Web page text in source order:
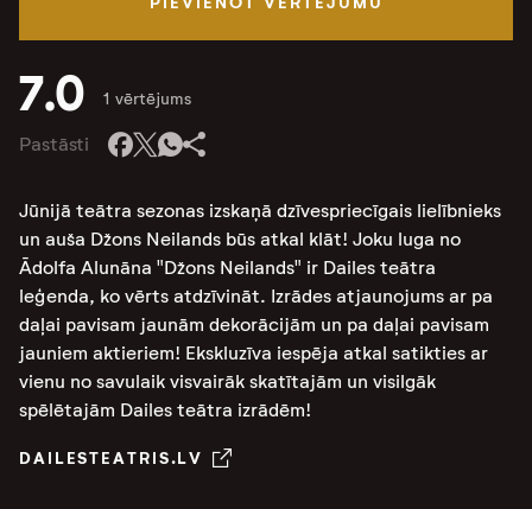
7.0 1 vērtējums
Pastāsti
Jūnijā teātra sezonas izskaņā dzīvespriecīgais lielībnieks
un auša Džons Neilands būs atkal klāt! Joku luga no
Ādolfa Alunāna "Džons Neilands" ir Dailes teātra
leģenda, ko vērts atdzīvināt. Izrādes atjaunojums ar pa
daļai pavisam jaunām dekorācijām un pa daļai pavisam
jauniem aktieriem! Ekskluzīva iespēja atkal satikties ar
vienu no savulaik visvairāk skatītajām un visilgāk
spēlētajām Dailes teātra izrādēm!
DAILESTEATRIS.LV